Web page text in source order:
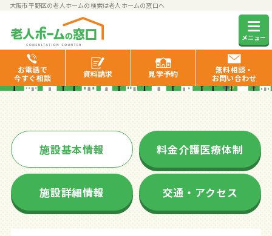
大阪市平野区の老人ホームの検索は老人ホームの窓口へ
メニュー
お電話で
今すぐ相談
資料請求 見学予約
無料相談・
お問い合わせ
施設基本情報 料金介護医療体制
施設詳細情報 交通・アクセス